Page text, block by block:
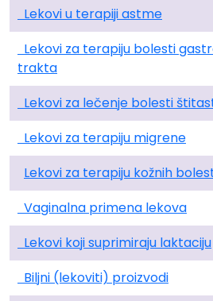
Lekovi u terapiji astme
Lekovi za terapiju bolesti
trakta
Lekovi za lečenje bolesti
Lekovi za terapiju migrene
Lekovi za terapiju kožnih
Vaginalna primena lekova
Lekovi koji suprimiraju laktaciju
Biljni (lekoviti) proizvodi